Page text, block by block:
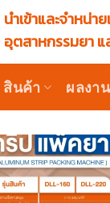
นำเข้าและจำหน่
อุตสาหกรรมยา
สินค้า ผลงาน